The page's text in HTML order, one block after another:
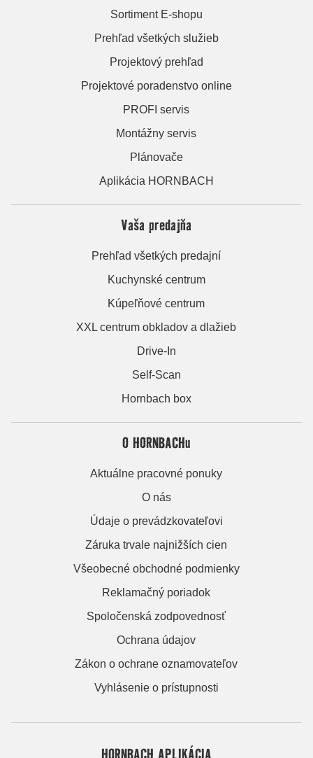
Sortiment E-shopu
Prehľad všetkých služieb
Projektový prehľad
Projektové poradenstvo online
PROFI servis
Montážny servis
Plánovače
Aplikácia HORNBACH
Vaša predajňa
Prehľad všetkých predajní
Kuchynské centrum
Kúpeľňové centrum
XXL centrum obkladov a dlažieb
Drive-In
Self-Scan
Hornbach box
O HORNBACHu
Aktuálne pracovné ponuky
O nás
Údaje o prevádzkovateľovi
Záruka trvale najnižších cien
Všeobecné obchodné podmienky
Reklamačný poriadok
Spoločenská zodpovednosť
Ochrana údajov
Zákon o ochrane oznamovateľov
Vyhlásenie o prístupnosti
HORNBACH APLIKÁCIA